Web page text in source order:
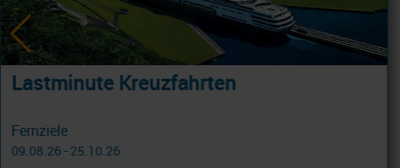
Lastminute Europa inkl. Flug
09.08.26 - 24.10.26